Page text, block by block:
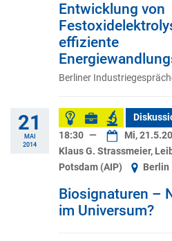
Entwicklung von
effiziente
Berliner
21
MAI
2014
18:30 — Mi,
Klaus G. Strassmeier,
Potsdam (AIP)
Berlin
Biosignaturen –
im Universum?